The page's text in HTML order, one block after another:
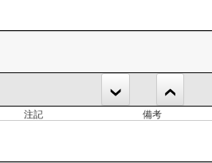
注記 備考